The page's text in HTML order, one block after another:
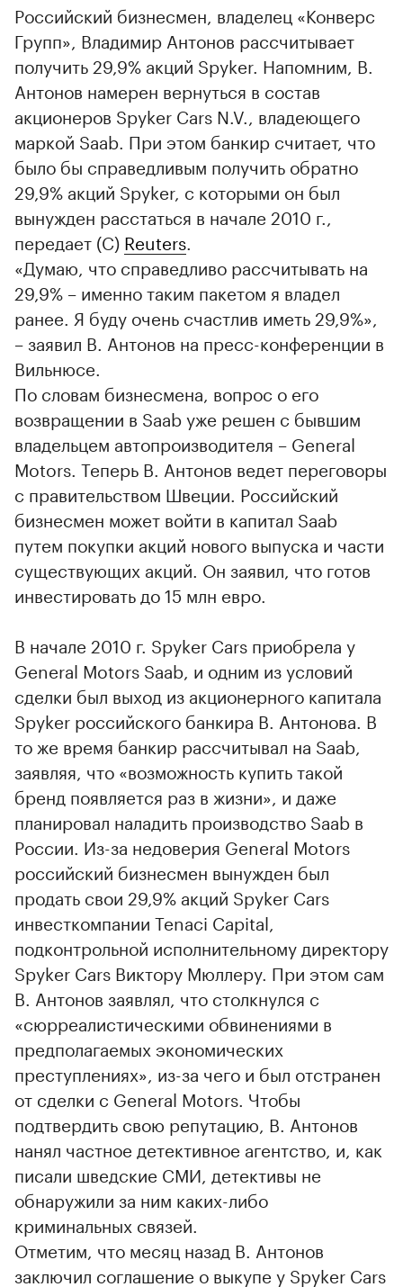
Российский бизнесмен, владелец «Конверс
Групп», Владимир Антонов рассчитывает
получить 29,9% акций Spyker. Напомним, В.
Антонов намерен вернуться в состав
акционеров Spyker Cars N.V., владеющего
маркой Saab. При этом банкир считает, что
было бы справедливым получить обратно
29,9% акций Spyker, с которыми он был
вынужден расстаться в начале 2010 г.,
передает (С) Reuters.
«Думаю, что справедливо рассчитывать на
29,9% – именно таким пакетом я владел
ранее. Я буду очень счастлив иметь 29,9%»,
– заявил В. Антонов на пресс-конференции в
Вильнюсе.
По словам бизнесмена, вопрос о его
возвращении в Saab уже решен с бывшим
владельцем автопроизводителя – General
Motors. Теперь В. Антонов ведет переговоры
с правительством Швеции. Российский
бизнесмен может войти в капитал Saab
путем покупки акций нового выпуска и части
существующих акций. Он заявил, что готов
инвестировать до 15 млн евро.
В начале 2010 г. Spyker Cars приобрела у
General Motors Saab, и одним из условий
сделки был выход из акционерного капитала
Spyker российского банкира В. Антонова. В
то же время банкир рассчитывал на Saab,
заявляя, что «возможность купить такой
бренд появляется раз в жизни», и даже
планировал наладить производство Saab в
России. Из-за недоверия General Motors
российский бизнесмен вынужден был
продать свои 29,9% акций Spyker Cars
инвесткомпании Tenaci Capital,
подконтрольной исполнительному директору
Spyker Cars Виктору Мюллеру. При этом сам
В. Антонов заявлял, что столкнулся с
«сюрреалистическими обвинениями в
предполагаемых экономических
преступлениях», из-за чего и был отстранен
от сделки с General Motors. Чтобы
подтвердить свою репутацию, В. Антонов
нанял частное детективное агентство, и, как
писали шведские СМИ, детективы не
обнаружили за ним каких-либо
криминальных связей.
Отметим, что месяц назад В. Антонов
заключил соглашение о выкупе у Spyker Cars